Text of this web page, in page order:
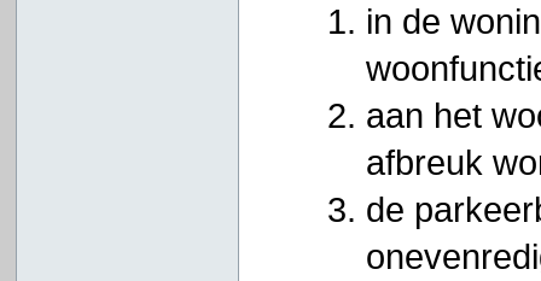
in de
aan het
afbreuk
de